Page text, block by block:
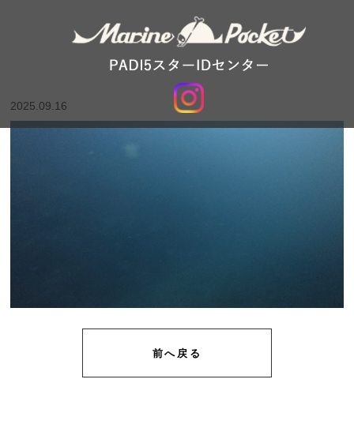
2025.09.16
前へ戻る